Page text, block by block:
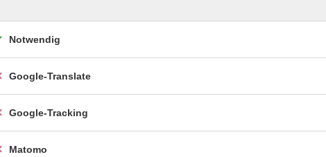
Notwendig
Google-Translate
Google-Tracking
Matomo